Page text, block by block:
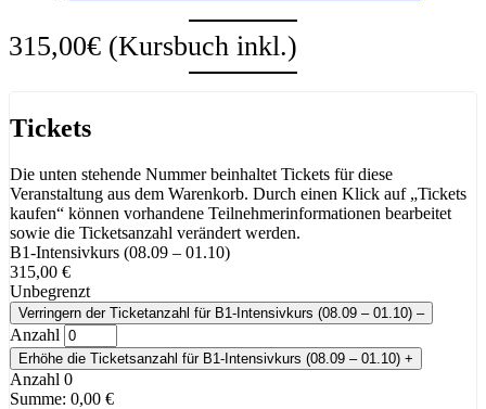
315,00€ (Kursbuch inkl.)
Tickets
Die unten stehende Nummer beinhaltet Tickets für diese
Veranstaltung aus dem Warenkorb. Durch einen Klick auf „Tickets
kaufen“ können vorhandene Teilnehmerinformationen bearbeitet
sowie die Ticketsanzahl verändert werden.
B1-Intensivkurs (08.09 – 01.10)
315,00 €
Unbegrenzt
Verringern der Ticketanzahl für B1-Intensivkurs (08.09 – 01.10) –
Anzahl
Erhöhe die Ticketsanzahl für B1-Intensivkurs (08.09 – 01.10) +
Anzahl 0
Summe: 0,00 €